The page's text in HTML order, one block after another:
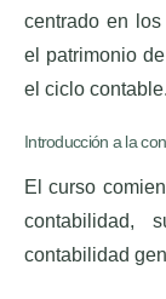
centrado en
el patrimonio
el ciclo contable.
Introducción a la
El curso
contabilidad,
contabilidad